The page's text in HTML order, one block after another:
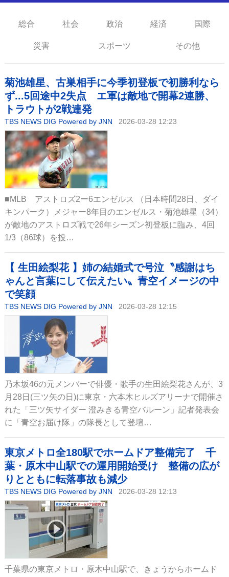
総合 社会 政治 経済 国際
災害 スポーツ その他
菊池雄星、古巣相手に今季初登板で初勝利なら
ず...5回途中2失点 エ軍は敵地で開幕2連勝、
トラウトが2戦連発
TBS NEWS DIG Powered by JNN 2026-03-28 12:23
■MLB アストロズ2ー6エンゼルス （日本時間28日、ダイ
キンパーク）メジャー8年目のエンゼルス・菊池雄星（34）
が敵地のアストロズ戦で26年シーズン初登板に臨み、4回
1/3（86球）を投…
【 生田絵梨花 】姉の結婚式で号泣〝感謝はち
ゃんと言葉にして伝えたい〟青空イメージの中
で笑顔
TBS NEWS DIG Powered by JNN 2026-03-28 12:15
乃木坂46の元メンバーで俳優・歌手の生田絵梨花さんが、3
月28日(三ツ矢の日)に東京・六本木ヒルズアリーナで開催さ
れた「三ツ矢サイダー 澄みきる青空バルーン」記者発表会
に「青空お届け隊」の隊長として登壇…
東京メトロ全180駅でホームドア整備完了 千
葉・原木中山駅での運用開始受け 整備の広が
りとともに転落事故も減少
TBS NEWS DIG Powered by JNN 2026-03-28 12:13
千葉県の東京メトロ・原木中山駅で、きょうからホームド